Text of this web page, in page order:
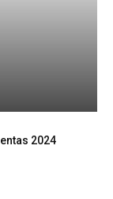
2024